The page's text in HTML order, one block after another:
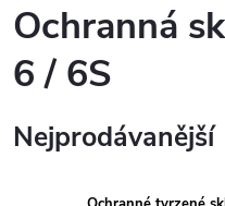
Ochranná
6 / 6S
Nejprodávanější